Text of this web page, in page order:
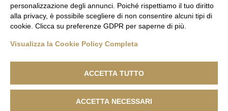
Lanificio F.lli Cerruti - Sede Legale: Via Cernaia, 40 - 13900 Biella -
personalizzazione degli annunci. Poiché rispettiamo il tuo diritto
alla privacy, è possibile scegliere di non consentire alcuni tipi di
cookie. Clicca su preferenze GDPR per saperne di più.
Visualizza la Cookie Policy Completa
ACCETTA TUTTO
ACCETTA NECESSARI